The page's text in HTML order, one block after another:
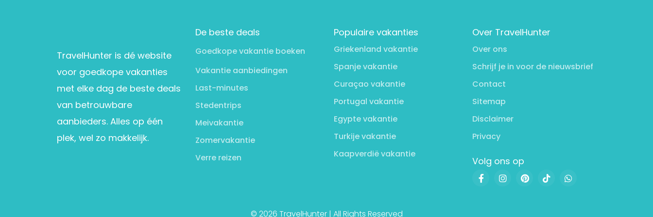
TravelHunter is dé website
voor goedkope vakanties
met elke dag de beste deals
van betrouwbare
aanbieders. Alles op één
plek, wel zo makkelijk.
De beste deals
Goedkope vakantie boeken
Vakantie aanbiedingen
Last-minutes
Stedentrips
Meivakantie
Zomervakantie
Verre reizen
Populaire vakanties
Griekenland vakantie
Spanje vakantie
Curaçao vakantie
Portugal vakantie
Egypte vakantie
Turkije vakantie
Kaapverdië vakantie
Over TravelHunter
Over ons
Schrijf je in voor de nieuwsbrief
Contact
Sitemap
Disclaimer
Privacy
Volg ons op
© 2026 TravelHunter | All Rights Reserved